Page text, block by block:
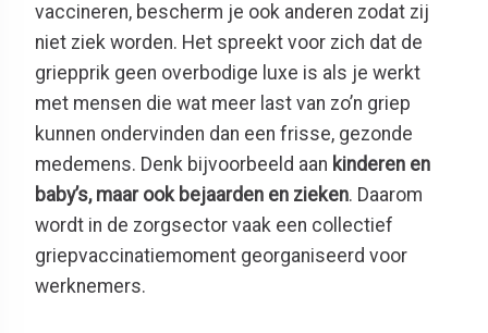
vaccineren, bescherm je ook anderen zodat zij
niet ziek worden. Het spreekt voor zich dat de
griepprik geen overbodige luxe is als je werkt
met mensen die wat meer last van zo’n griep
kunnen ondervinden dan een frisse, gezonde
medemens. Denk bijvoorbeeld aan kinderen en
baby’s, maar ook bejaarden en zieken. Daarom
wordt in de zorgsector vaak een collectief
griepvaccinatiemoment georganiseerd voor
werknemers.